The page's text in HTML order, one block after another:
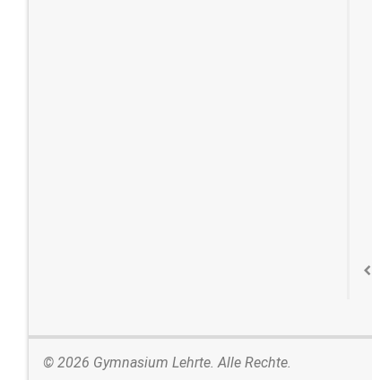
© 2026 Gymnasium Lehrte. Alle Rechte.